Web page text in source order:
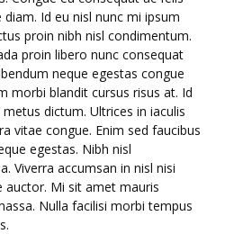
Id eu nisl nunc mi ipsum
proin nibh nisl condimentum.
proin libero nunc consequat
neque egestas congue
morbi blandit cursus risus at. Id
dictum. Ultrices in iaculis
vitae congue. Enim sed faucibus
egestas. Nibh nisl
Viverra accumsan in nisl nisi
auctor. Mi sit amet mauris
Nulla facilisi morbi tempus